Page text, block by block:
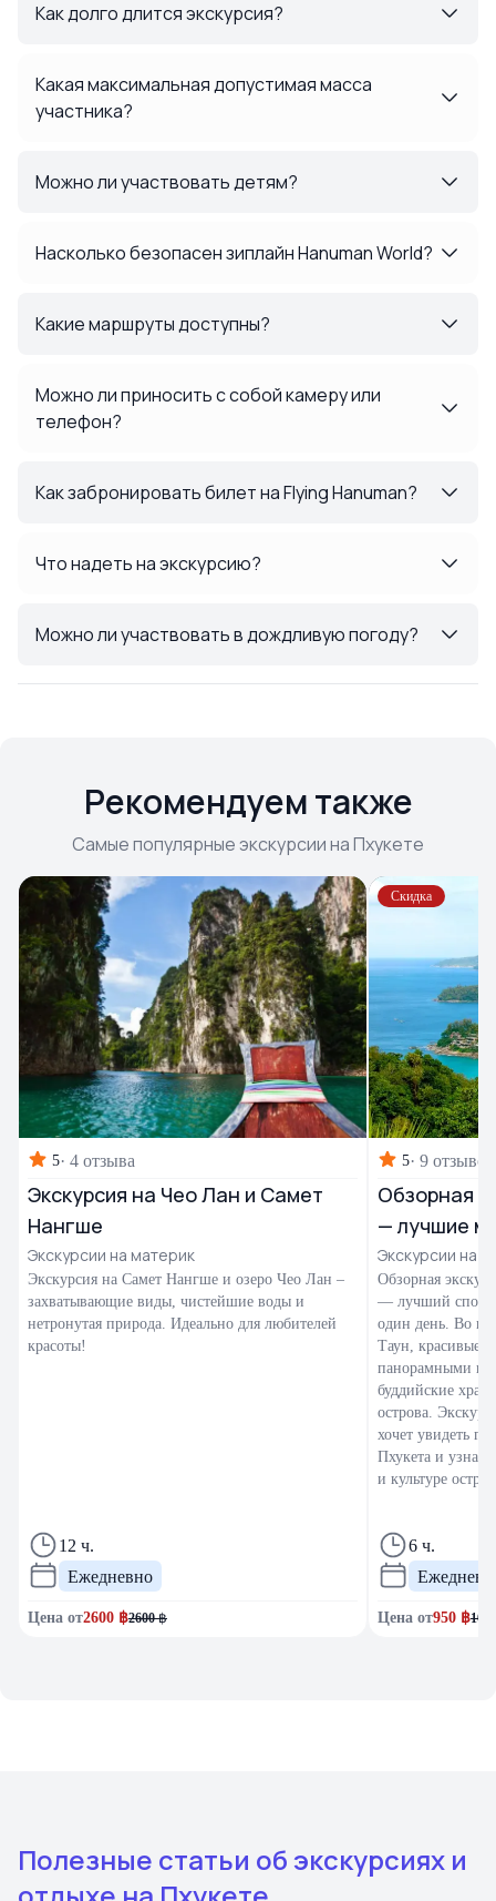
Как долго длится экскурсия?
Какая максимальная допустимая масса
участника?
Можно ли участвовать детям?
Насколько безопасен зиплайн Hanuman World?
Какие маршруты доступны?
Можно ли приносить с собой камеру или
телефон?
Как забронировать билет на Flying Hanuman?
Что надеть на экскурсию?
Можно ли участвовать в дождливую погоду?
Рекомендуем также
Самые популярные экскурсии на Пхукете
5· 4 отзыва
Экскурсия на Чео Лан и Самет
Нангше
Экскурсии на материк
Экскурсия на Самет Нангше и озеро Чео Лан –
захватывающие виды, чистейшие воды и
нетронутая природа. Идеально для любителей
красоты!
12 ч.
Ежедневно
Цена от2600 ฿2600฿
Скидка
5· 9 отзывов
Обзорная
— лучшие
Экскурсии на
Обзорная
— лучший способ
один день. Во
Таун, красивые
панорамными
буддийские
острова.
хочет увидеть
Пхукета и
и культуре
6 ч.
Цена от950 ฿1000
Полезные статьи об экскурсиях и